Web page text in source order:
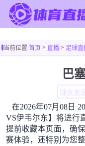
足球直播
足球新闻
篮球新闻
当前位置:首页> 直播> 足球直
巴
球会友
在2026年07月08日
VS伊韦尔东】将进行
提前收藏本页面，确
赛体验，还特别为您